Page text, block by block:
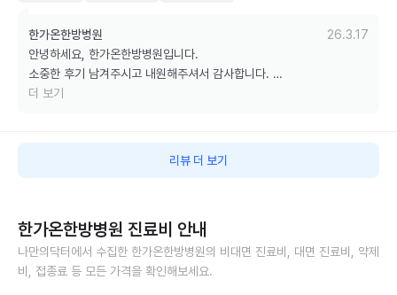
한가온한방병원
26.3.17
안녕하세요, 한가온한방병원입니다.
소중한 후기 남겨주시고 내원해주셔서 감사합니다.
대기 시간이 있었음에도 불편함 이해해주시고 기다려주셔서 감사드립니
보다 만족스러운 진료로 보답드리겠습니다! 감사합니다.
더 보기
리뷰 더 보기
한가온한방병원 진료비 안내
나만의닥터에서 수집한 한가온한방병원의 비대면 진료비, 대면 진료비, 약제
비, 접종료 등 모든 가격을 확인해보세요.